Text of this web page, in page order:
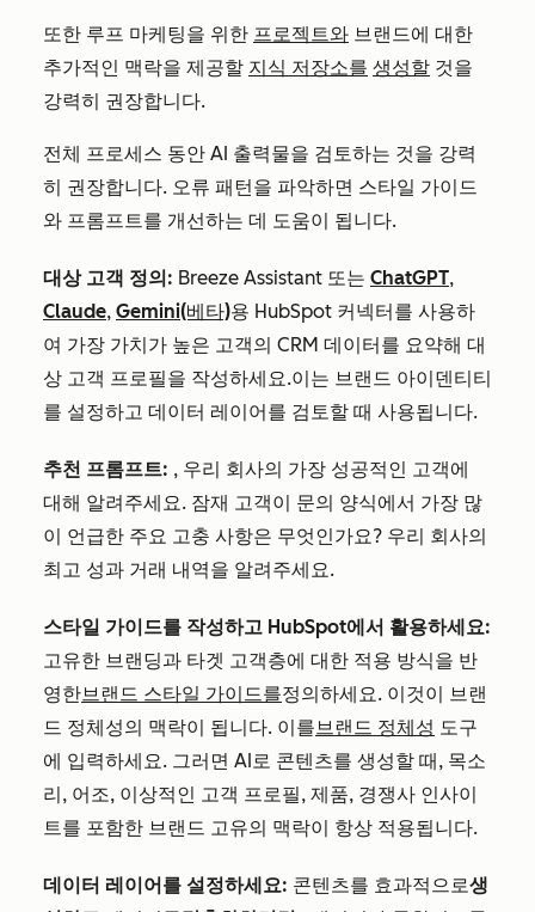
또한 루프 마케팅을 위한 프로젝트와 브랜드에 대한
추가적인 맥락을 제공할 지식 저장소를 생성할 것을
강력히 권장합니다.
전체 프로세스 동안 AI 출력물을 검토하는 것을 강력
히 권장합니다. 오류 패턴을 파악하면 스타일 가이드
와 프롬프트를 개선하는 데 도움이 됩니다.
대상 고객 정의: Breeze Assistant 또는 ChatGPT,
Claude, Gemini(베타)용 HubSpot 커넥터를 사용하
여 가장 가치가 높은 고객의 CRM 데이터를 요약해 대
상 고객 프로필을 작성하세요.이는 브랜드 아이덴티티
를 설정하고 데이터 레이어를 검토할 때 사용됩니다.
추천 프롬프트: , 우리 회사의 가장 성공적인 고객에
대해 알려주세요. 잠재 고객이 문의 양식에서 가장 많
이 언급한 주요 고충 사항은 무엇인가요? 우리 회사의
최고 성과 거래 내역을 알려주세요.
스타일 가이드를 작성하고 HubSpot에서 활용하세요:
고유한 브랜딩과 타겟 고객층에 대한 적용 방식을 반
영한브랜드 스타일 가이드를정의하세요. 이것이 브랜
드 정체성의 맥락이 됩니다. 이를브랜드 정체성 도구
에 입력하세요. 그러면 AI로 콘텐츠를 생성할 때, 목소
리, 어조, 이상적인 고객 프로필, 제품, 경쟁사 인사이
트를 포함한 브랜드 고유의 맥락이 항상 적용됩니다.
데이터 레이어를 설정하세요: 콘텐츠를 효과적으로생